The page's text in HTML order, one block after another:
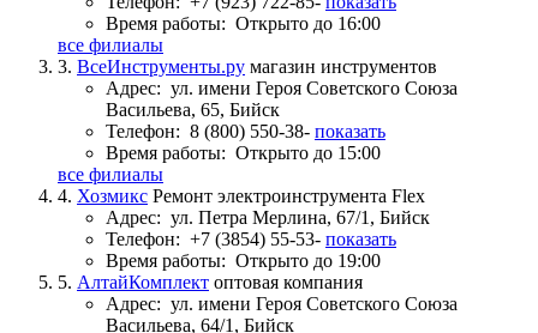
Время работы: Открыто до 16:00
все филиалы
3. ВсеИнструменты.ру магазин инструментов
Адрес: ул. имени Героя Советского Союза
Васильева, 65, Бийск
Телефон: 8 (800) 550-38- показать
Время работы: Открыто до 15:00
все филиалы
4. Хозмикс Ремонт электроинструмента Flex
Адрес: ул. Петра Мерлина, 67/1, Бийск
Телефон: +7 (3854) 55-53- показать
Время работы: Открыто до 19:00
5. АлтайКомплект оптовая компания
Адрес: ул. имени Героя Советского Союза
Васильева, 64/1, Бийск